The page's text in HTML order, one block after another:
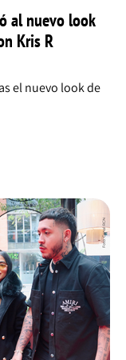
al nuevo look
Kris R
el nuevo look de